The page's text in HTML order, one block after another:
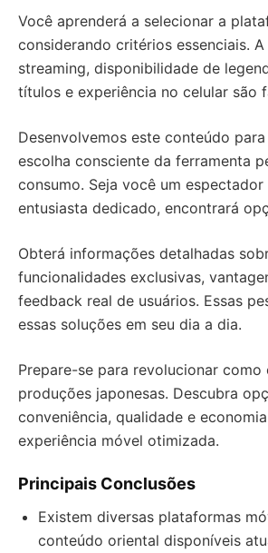
Você aprenderá a selecionar a
considerando critérios essenciais.
streaming, disponibilidade de
títulos e experiência no celular são
Desenvolvemos este conteúdo
escolha consciente da ferramenta
consumo. Seja você um espectador
entusiasta dedicado, encontrará
Obterá informações detalhadas
funcionalidades exclusivas,
feedback real de usuários. Essas
essas soluções em seu dia a dia.
Prepare-se para revolucionar como
produções japonesas. Descubra
conveniência, qualidade e
experiência móvel otimizada.
Principais Conclusões
Existem diversas plataformas
conteúdo oriental disponíveis